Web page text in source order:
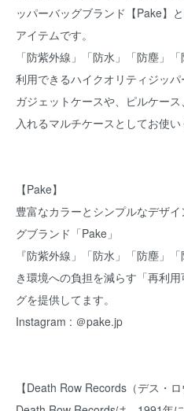
ッパーバッグブランド【Pake】
アイテムです。
「防紫外線」「防水」「防塵」
利用できるハイクオリティジッパ
ガジェットケースや、ピルケー
入れるマルチケースとしてお使い
【Pake】
豊富なカラーとシンプルなデザ
グブランド「Pake」
『防紫外線」「防水」「防塵」
き環境への負担を減らす「再利
グを提供してます。
Instagram : ＠pake.jp
【Death Row Records（デス・ロ